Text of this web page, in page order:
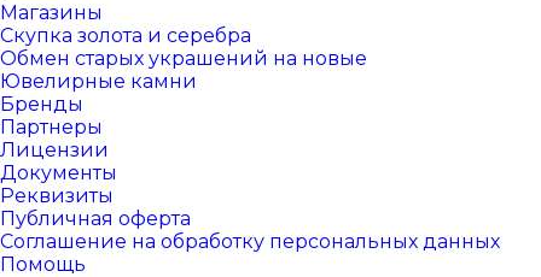
Магазины
Скупка золота и серебра
Обмен старых украшений на новые
Ювелирные камни
Бренды
Партнеры
Лицензии
Документы
Реквизиты
Публичная оферта
Соглашение на обработку персональных данных
Помощь